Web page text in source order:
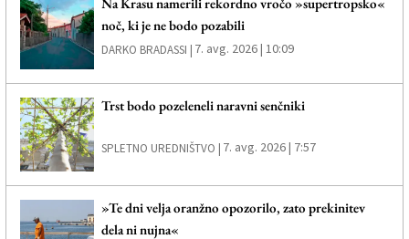
noč, ki je ne bodo pozabili
DARKO BRADASSI | 7. avg. 2026 | 10:09
Trst bodo pozeleneli naravni senčniki
SPLETNO UREDNIŠTVO | 7. avg. 2026 | 7:57
»Te dni velja oranžno opozorilo, zato prekinitev
dela ni nujna«